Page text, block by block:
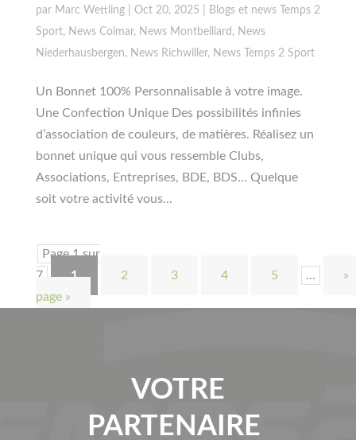
par Marc Wettling| Oct 20, 2025
Blogs et news Temps 2
Sport, News Colmar, News Montbelliard , News
Niederhausbergen, News Richwiller, News Temps 2 Sport
Un Bonnet 100% Personnalisable à votre image.
Une Confection Unique Des possibilités infinies
d’association de couleurs, de matières. Réalisez un
bonnet unique qui vous ressemble Clubs,
Associations, Entreprises, BDE, BDS… Quelque
soit votre activité vous...
Page 1 sur
7
1 2 3 4 5 …
»
page »
VOTRE
PARTENAIRE